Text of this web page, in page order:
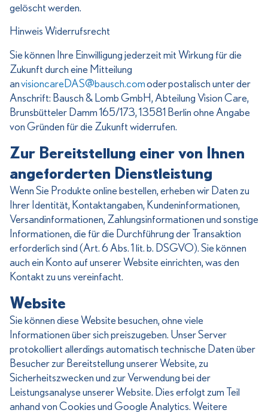
gelöscht werden.
Hinweis Widerrufsrecht
Sie können Ihre Einwilligung jederzeit mit Wirkung für die
Zukunft durch eine Mitteilung
anvisioncareDAS@bausch.comoder postalisch unter der
Anschrift: Bausch & Lomb GmbH, Abteilung Vision Care,
Brunsbütteler Damm 165/173, 13581 Berlin ohne Angabe
von Gründen für die Zukunft widerrufen.
Zur Bereitstellung einer von Ihnen
angeforderten Dienstleistung
Wenn Sie Produkte online bestellen, erheben wir Daten zu
Ihrer Identität, Kontaktangaben, Kundeninformationen,
Versandinformationen, Zahlungsinformationen und sonstige
Informationen, die für die Durchführung der Transaktion
erforderlich sind (Art. 6 Abs. 1 lit. b. DSGVO). Sie können
auch ein Konto auf unserer Website einrichten, was den
Kontakt zu uns vereinfacht.
Website
Sie können diese Website besuchen, ohne viele
Informationen über sich preiszugeben. Unser Server
protokolliert allerdings automatisch technische Daten über
Besucher zur Bereitstellung unserer Website, zu
Sicherheitszwecken und zur Verwendung bei der
Leistungsanalyse unserer Website. Dies erfolgt zum Teil
anhand von Cookies und Google Analytics. Weitere